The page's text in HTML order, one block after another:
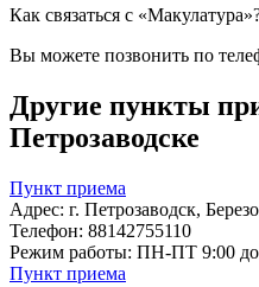
Как связаться с
Вы можете позвонить по
Другие пункты
Петрозаводске
Пункт приема
Адрес: г. Петрозаводск,
Телефон: 88142755110
Режим работы: ПН-ПТ 9:00 до
Пункт приема